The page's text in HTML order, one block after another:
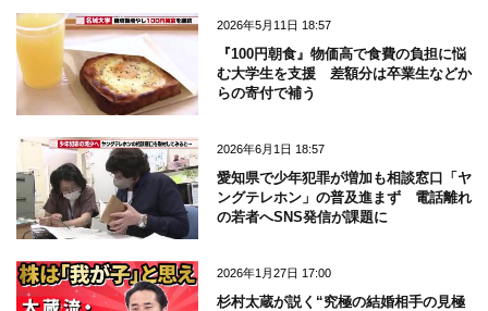
2026年5月11日 18:57
『100円朝食』物価高で食費の負担に悩
む大学生を支援 差額分は卒業生などか
らの寄付で補う
2026年6月1日 18:57
愛知県で少年犯罪が増加も相談窓口「ヤ
ングテレホン」の普及進まず 電話離れ
の若者へSNS発信が課題に
2026年1月27日 17:00
杉村太蔵が説く“究極の結婚相手の見極